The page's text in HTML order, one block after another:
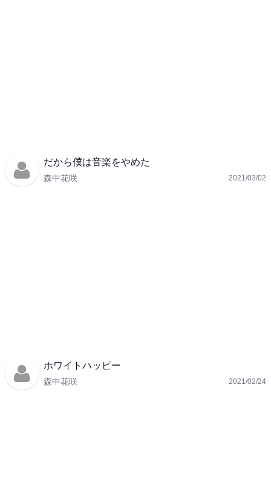
だから僕は音楽をやめた
森中花咲 2021/03/02
ホワイトハッピー
森中花咲 2021/02/24